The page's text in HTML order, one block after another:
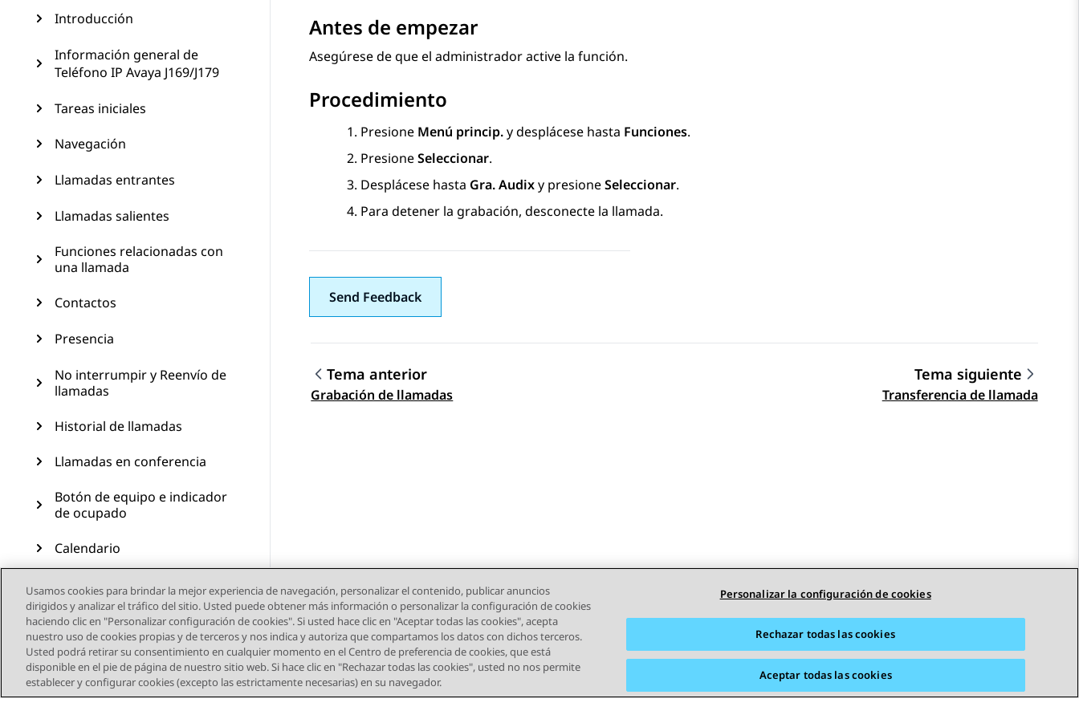
Introducción
Información general de
Teléfono IP Avaya J169/J179
Tareas iniciales
Navegación
Llamadas entrantes
Llamadas salientes
Funciones relacionadas con
una llamada
Contactos
Presencia
No interrumpir y Reenvío de
llamadas
Historial de llamadas
Llamadas en conferencia
Botón de equipo e indicador
de ocupado
Calendario
Funciones avanzadas
Personalización
Actualización del teléfono
Mantenimiento
Antes de empezar
Asegúrese de que el administrador active la función.
Procedimiento
Presione Menú princip.y desplácese hasta Funciones.
PresioneSeleccionar.
Desplácese hasta Gra. Audixy presioneSeleccionar.
Para detener la grabación, desconecte la llamada.
Send Feedback
Navegación de tema
Tema anterior
Grabación de llamadas
Tema siguiente
Transferencia de llamada
Usamos cookies para brindar la mejor experiencia de navegación, personalizar el contenido, publicar anuncios
dirigidos y analizar el tráfico del sitio. Usted puede obtener más información o personalizar la configuración de cookies
haciendo clic en "Personalizar configuración de cookies". Si usted hace clic en "Aceptar todas las cookies", acepta
nuestro uso de cookies propias y de terceros y nos indica y autoriza que compartamos los datos con dichos terceros.
Usted podrá retirar su consentimiento en cualquier momento en el Centro de preferencia de cookies, que está
disponible en el pie de página de nuestro sitio web. Si hace clic en "Rechazar todas las cookies", usted no nos permite
establecer y configurar cookies (excepto las estrictamente necesarias) en su navegador.
Personalizar la configuración de cookies
Rechazar todas las cookies
Aceptar todas las cookies